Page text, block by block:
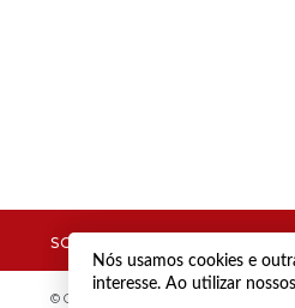
Nós usamos cookies e
interesse. Ao utilizar
SOBRE
© Copyright 2021 Diário de Jacareí.